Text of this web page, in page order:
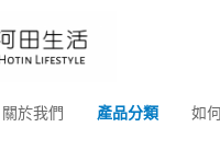
關於我們 產品分類 如